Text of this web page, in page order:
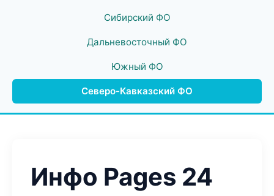
Сибирский ФО
Дальневосточный ФО
Южный ФО
Северо-Кавказский ФО
Инфо Pages 24